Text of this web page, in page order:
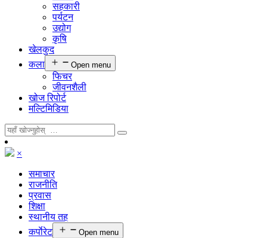
सहकारी
पर्यटन
उद्योग
कृषि
खेलकुद
कला
Open menu
फिचर
जीवनशैली
खोज रिपोर्ट
मल्टिमिडिया
×
समाचार
राजनीति
प्रवास
शिक्षा
स्थानीय तह
कर्पाेरेट
Open menu